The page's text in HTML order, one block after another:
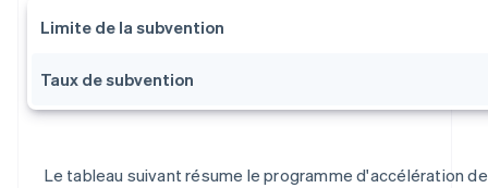
Limite de la subvention
Taux de subvention
Le tableau suivant résume le programme d'accélération